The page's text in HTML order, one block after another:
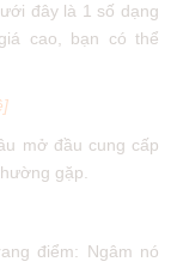
đây là 1 số dạng
cao, bạn có thể
mở đầu cung cấp
gặp.
điểm: Ngâm nó